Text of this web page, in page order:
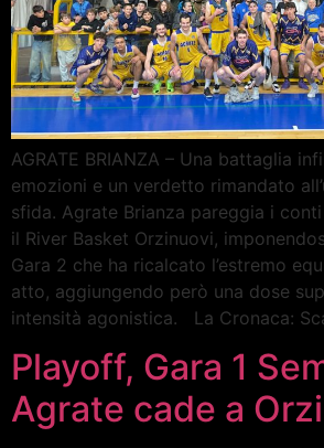
AGRATE BRIANZA – Una battaglia
emozioni e un verdetto rimandato
sfida. Agrate Brianza pareggia i
il River Basket Orzinuovi,
Gara 2 che ha ricalcato l’estremo
atto, aggiungendo però una dose
intensità agonistica. La Cronaca:
Playoff, Gara 1
Agrate cade a